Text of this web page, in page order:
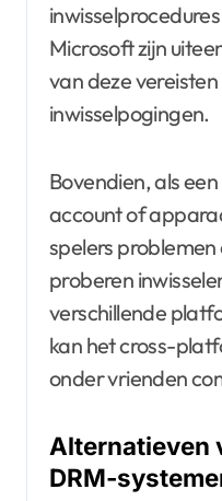
Microsoft zijn
van deze
inwisselpogingen.
Bovendien, als
account of
spelers
proberen
verschillende
kan het cross-
onder vrienden
Alternatieven
DRM-